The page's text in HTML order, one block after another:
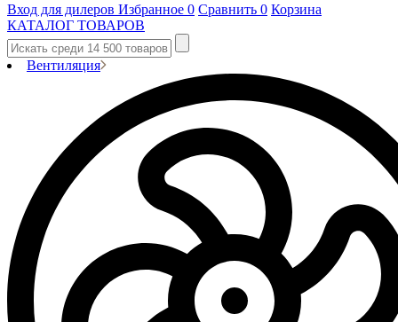
Вход для дилеров Избранное 0 Сравнить 0 Корзина
КАТАЛОГ ТОВАРОВ
Вентиляция